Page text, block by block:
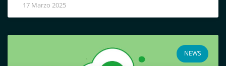
17 Marzo 2025
NEWS